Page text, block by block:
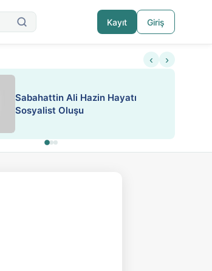
Kayıt Giriş
ESA 'da Sen de Paylaş
‹ ›
ATEŞ YAKMAK KONU ÖZET J.
LONDON